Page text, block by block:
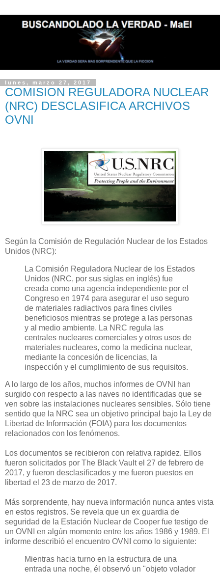
lunes, marzo 27, 2017
COMISION REGULADORA NUCLEAR
(NRC) DESCLASIFICA ARCHIVOS
OVNI
Según la Comisión de Regulación Nuclear de los Estados
Unidos (NRC):
La Comisión Reguladora Nuclear de los Estados
Unidos (NRC, por sus siglas en inglés) fue
creada como una agencia independiente por el
Congreso en 1974 para asegurar el uso seguro
de materiales radiactivos para fines civiles
beneficiosos mientras se protege a las personas
y al medio ambiente. La NRC regula las
centrales nucleares comerciales y otros usos de
materiales nucleares, como la medicina nuclear,
mediante la concesión de licencias, la
inspección y el cumplimiento de sus requisitos.
A lo largo de los años, muchos informes de OVNI han
surgido con respecto a las naves no identificadas que se
ven sobre las instalaciones nucleares sensibles. Sólo tiene
sentido que la NRC sea un objetivo principal bajo la Ley de
Libertad de Información (FOIA) para los documentos
relacionados con los fenómenos.
Los documentos se recibieron con relativa rapidez. Ellos
fueron solicitados por The Black Vault el 27 de febrero de
2017, y fueron desclasificados y me fueron puestos en
libertad el 23 de marzo de 2017.
Más sorprendente, hay nueva información nunca antes vista
en estos registros. Se revela que un ex guardia de
seguridad de la Estación Nuclear de Cooper fue testigo de
un OVNI en algún momento entre los años 1986 y 1989. El
informe describió el encuentro OVNI como lo siguiente:
Mientras hacia turno en la estructura de una
entrada una noche, él observó un "objeto volador